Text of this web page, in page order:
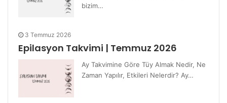
bizim…
3 Temmuz 2026
Epilasyon Takvimi | Temmuz 2026
Ay Takvimine Göre Tüy Almak Nedir, Ne
Zaman Yapılır, Etkileri Nelerdir? Ay…